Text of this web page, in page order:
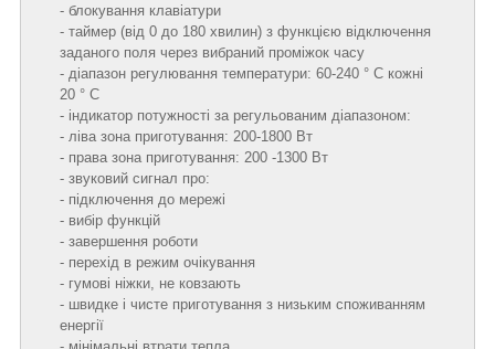
- блокування клавіатури
- таймер (від 0 до 180 хвилин) з функцією відключення
заданого поля через вибраний проміжок часу
- діапазон регулювання температури: 60-240 ° C кожні
20 ° C
- індикатор потужності за регульованим діапазоном:
- ліва зона приготування: 200-1800 Вт
- права зона приготування: 200 -1300 Вт
- звуковий сигнал про:
- підключення до мережі
- вибір функцій
- завершення роботи
- перехід в режим очікування
- гумові ніжки, не ковзають
- швидке і чисте приготування з низьким споживанням
енергії